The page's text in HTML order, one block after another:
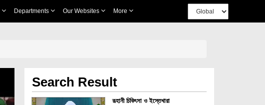
Departments Our Websites More
Search Result
রূহানী চিকিৎসা ও ইস্তেখারা